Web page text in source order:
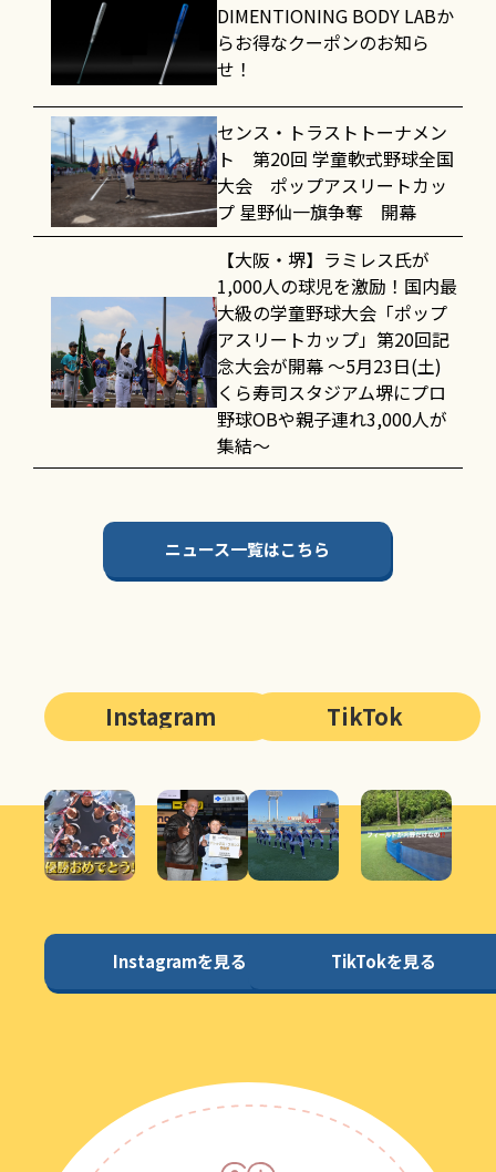
DIMENTIONING BODY LABか
らお得なクーポンのお知ら
せ！
センス・トラストトーナメン
ト 第20回 学童軟式野球全国
大会 ポップアスリートカッ
プ 星野仙一旗争奪 開幕
【大阪・堺】ラミレス氏が
1,000人の球児を激励！国内最
大級の学童野球大会「ポップ
アスリートカップ」第20回記
念大会が開幕 〜5月23日(土)
くら寿司スタジアム堺にプロ
野球OBや親子連れ3,000人が
集結〜
ニュース一覧はこちら
Instagram
Instagramを見る
TikTok
TikTokを見る